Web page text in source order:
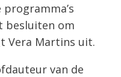
besluiten om
Vera Martins uit.
van de